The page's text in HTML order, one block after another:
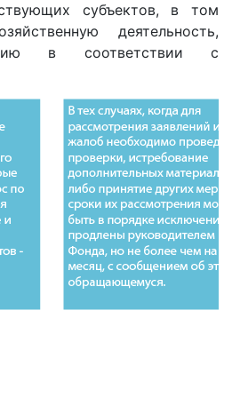
субъектов, в том
деятельность,
в соответствии с